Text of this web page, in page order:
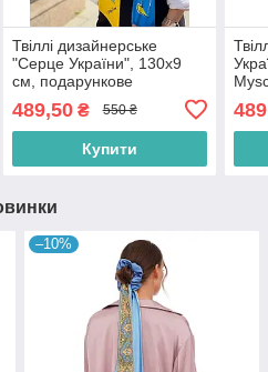
Твіллі дизайнерське
"Серце України", 130х9
см, подарункове
489,50₴ 550 ₴
Купити
–10%